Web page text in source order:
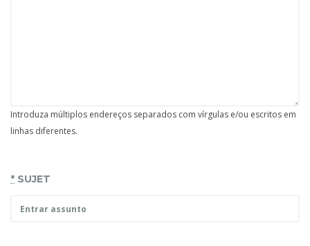
Introduza múltiplos endereços separados com vírgulas e/ou escritos em
linhas diferentes.
* SUJET